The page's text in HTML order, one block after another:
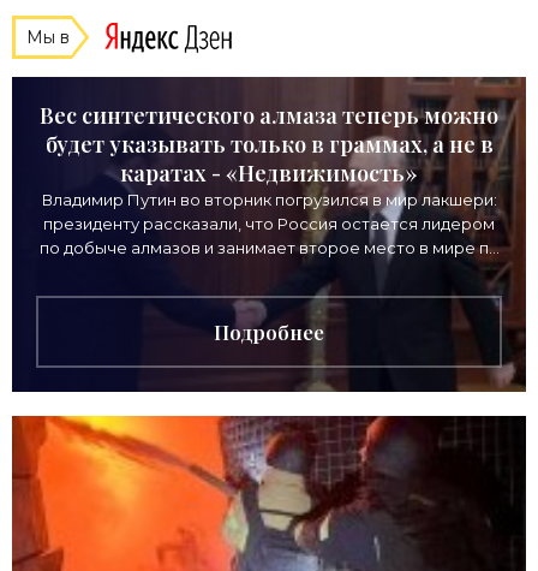
Мы в
Вес синтетического алмаза теперь можно
будет указывать только в граммах, а не в
каратах - «Недвижимость»
Владимир Путин во вторник погрузился в мир лакшери:
президенту рассказали, что Россия остается лидером
по добыче алмазов и занимает второе место в мире по
Подробнее